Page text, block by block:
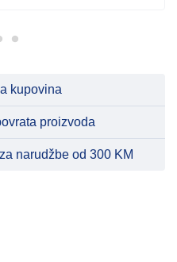
kupovina
proizvoda
narudžbe od 300 KM